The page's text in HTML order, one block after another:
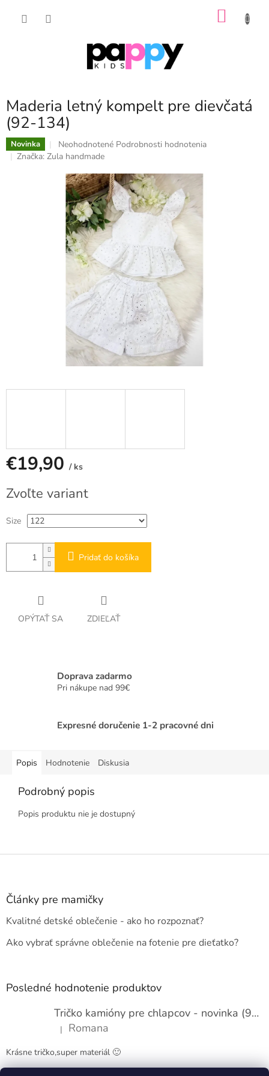
Maderia letný kompelt pre dievčatá
(92-134)
Novinka
Priemerné
hodnotenie
0,0
hviezdičiek.
Neohodnotené Podrobnosti hodnotenia
Značka: Zula handmade
€19,90 / ks
cena:
Zvoľte variant
Size
Pridať do košíka
OPÝTAŤ SA ZDIEĽAŤ
Doprava zadarmo
Pri nákupe nad 99€
Expresné doručenie 1-2 pracovné dni
Popis Hodnotenie Diskusia
Podrobný popis
Popis produktu nie je dostupný
Z
Články pre mamičky
Kvalitné detské oblečenie - ako ho rozpoznať?
Ako vybrať správne oblečenie na fotenie pre dieťatko?
Posledné hodnotenie produktov
Tričko kamióny pre chlapcov - novinka (98-134)
Hodnotenie produktu je 5 z 5 hviezdičiek.
| Romana
Krásne tričko,super materiál 🙂